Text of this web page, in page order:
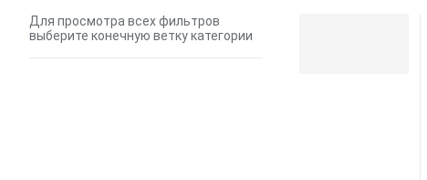
Для просмотра всех фильтров
выберите конечную ветку категории